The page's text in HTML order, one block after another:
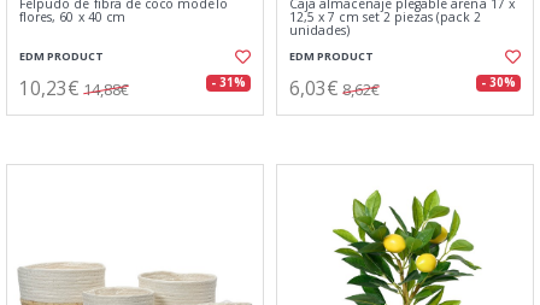
Felpudo de fibra de coco modelo
flores, 60 x 40 cm
EDM PRODUCT
10,23€ 14,88€ - 31%
Caja almacenaje plegable arena 17 x
12,5 x 7 cm set 2 piezas (pack 2
unidades)
EDM PRODUCT
6,03€ 8,62€ - 30%